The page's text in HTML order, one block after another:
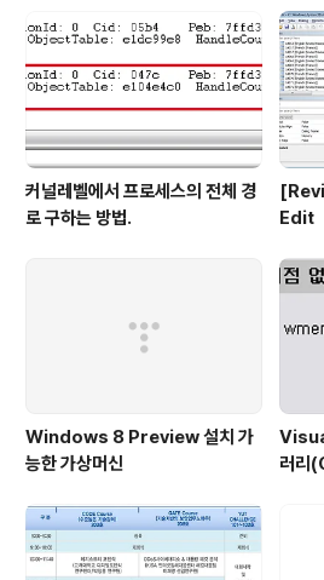
커널레벨에서 프로세스의 전체 경
로 구하는 방법.
Edit
Windows 8 Preview 설치 가
능한 가상머신
러리